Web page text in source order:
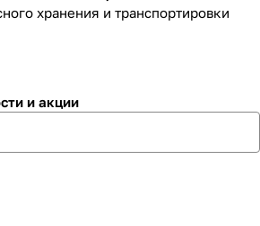
хранения и транспортировки
и акции